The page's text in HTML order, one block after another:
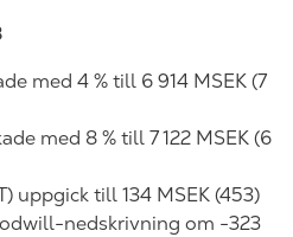
med 4 % till 6 914 MSEK (7
med 8 % till 7 122 MSEK (6
uppgick till 134 MSEK (453)
nedskrivning om -323